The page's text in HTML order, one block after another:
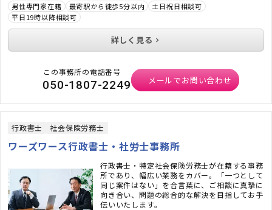
男性専門家在籍 最寄駅から徒歩5分以内
土日祝日相談可
平日19時以降相談可
詳しく見る
この事務所の電話番号
050-1807-2249 メールでお問い合わせ
行政書士 社会保険労務士
ワーズワース行政書士・社労士事務所
行政書士・特定社会保険労務士が在籍する事務
所であり、幅広い業務をカバー。「一つとして
同じ案件はない」を合言葉に、ご相談に真摯に
向き合い、問題の総合的な解決を目指してお手
伝いいたします。